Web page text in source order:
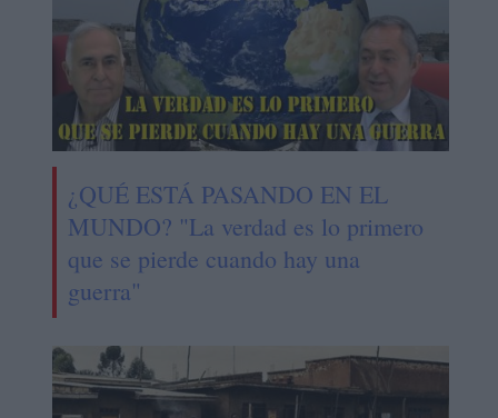
¿QUÉ ESTÁ PASANDO EN EL
MUNDO? "La verdad es lo primero
que se pierde cuando hay una
guerra"